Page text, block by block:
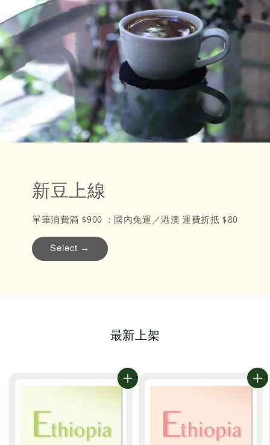
新豆上線
單筆消費滿 $900 ：國內免運／港澳 運費折抵 $80
Select →
最新上架